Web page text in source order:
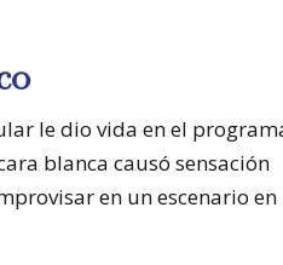
le dio vida en el
blanca causó sensación
en un escenario en